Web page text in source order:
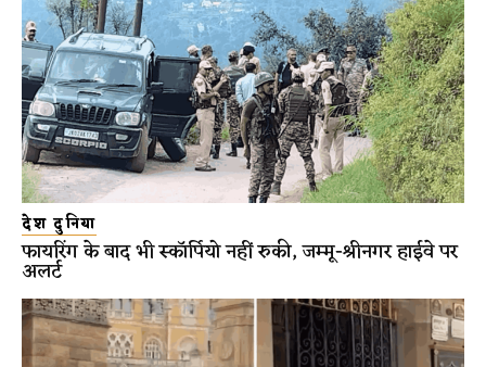
देश दुनिया
फायरिंग के बाद भी स्कॉर्पियो नहीं रुकी, जम्मू-श्रीनगर हाईवे पर
अलर्ट